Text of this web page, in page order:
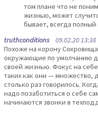
том плане что не
жизнью, может
бывает, всегда
truthconditions 09.02.20 13:38
Похоже на корону
окружающие по умолчанию
своей жизнью. Фокус на
таких как они — множество,
столько раз говорилось.
надо позаботиться о себе
начинаются звонки в